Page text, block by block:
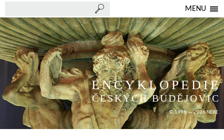
MENU
ENCYKLOPEDIE
ČESKÝCH BUDĚJOVIC
© 1998 — 2026 NEBE